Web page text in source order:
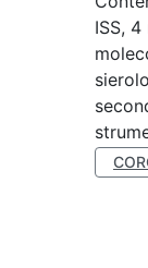
ISS,